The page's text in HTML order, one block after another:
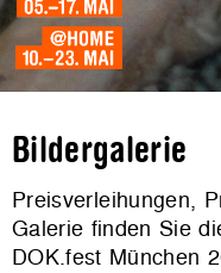
Bildergalerie
Preisverleihungen,
Galerie finden Sie
DOK.fest München